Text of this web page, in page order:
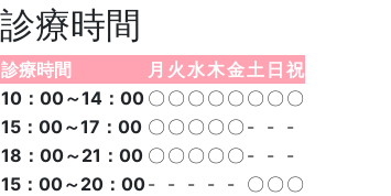
診療時間
診療時間 月 火 水木金土 日 祝
10：00～14：00 〇 〇 〇 〇 〇 〇 〇 〇
15：00～17：00 〇 〇 〇 〇 〇 - - -
18：00～21：00 〇 〇 〇 〇 〇 - - -
15：00～20：00- - - - - 〇 〇 〇